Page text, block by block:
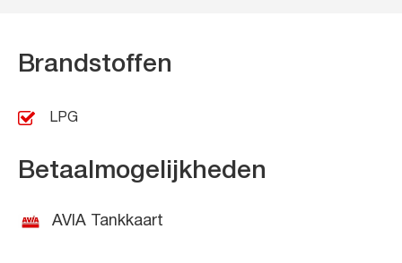
Brandstoffen
LPG
Betaalmogelijkheden
AVIA Tankkaart